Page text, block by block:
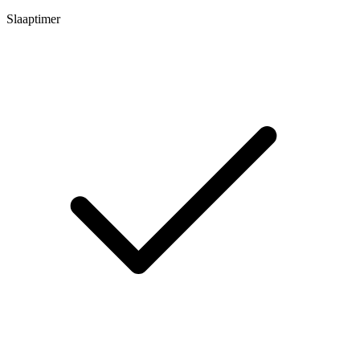
Slaaptimer